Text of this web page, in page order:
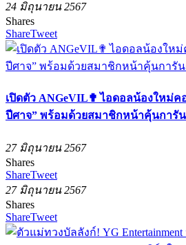
24 มิถุนายน 2567
Shares
ShareTweet
เปิดตัว ANGeVIL✟ ไอดอลน้องใหม่ค
ปีศาจ” พร้อมด้วยสมาชิกหน้าคุ้นการั
27 มิถุนายน 2567
Shares
ShareTweet
27 มิถุนายน 2567
Shares
ShareTweet